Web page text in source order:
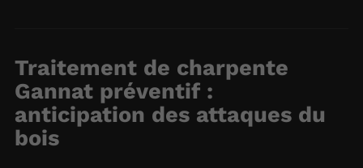
Traitement de charpente
Gannat préventif :
anticipation des attaques du
bois